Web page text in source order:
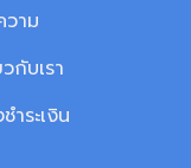
วาม
กับเรา
ำระเงิน